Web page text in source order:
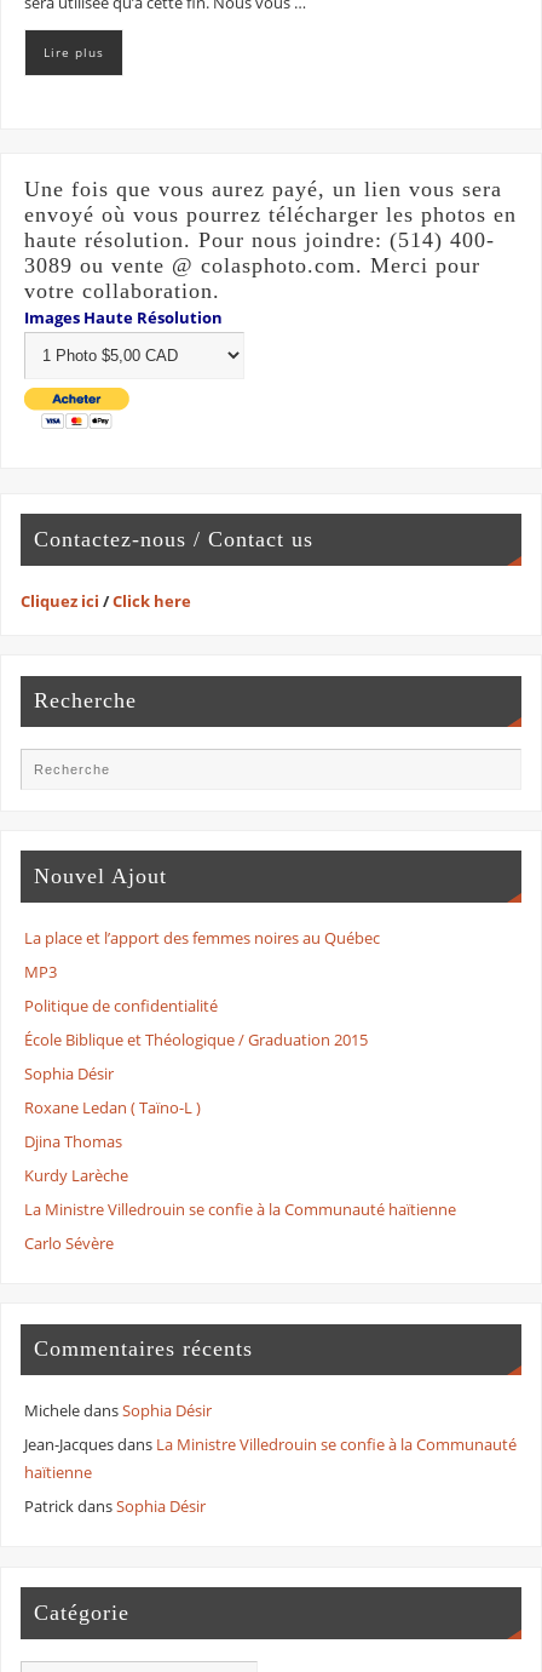
Lire plus
Une fois que vous aurez payé, un lien vous sera
envoyé où vous pourrez télécharger les photos en
haute résolution. Pour nous joindre: (514) 400-
3089 ou vente @ colasphoto.com. Merci pour
votre collaboration.
Images Haute Résolution
Contactez-nous / Contact us
Cliquez ici /Click here
Recherche
Nouvel Ajout
La place et l’apport des femmes noires au Québec
MP3
Politique de confidentialité
École Biblique et Théologique / Graduation 2015
Sophia Désir
Roxane Ledan ( Taïno-L )
Djina Thomas
Kurdy Larèche
La Ministre Villedrouin se confie à la Communauté haïtienne
Carlo Sévère
Commentaires récents
MicheledansSophia Désir
Jean-Jacquesdans La Ministre Villedrouin se confie à la Communauté
haïtienne
PatrickdansSophia Désir
Catégorie